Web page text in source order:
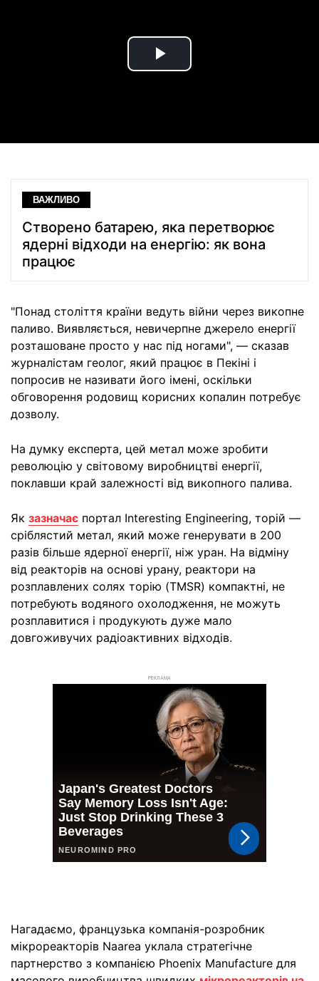
Play
ВАЖЛИВО
Створено батарею, яка перетворює
ядерні відходи на енергію: як вона
працює
"Понад століття країни ведуть війни через викопне
паливо. Виявляється, невичерпне джерело енергії
розташоване просто у нас під ногами", — сказав
журналістам геолог, який працює в Пекіні і
попросив не називати його імені, оскільки
обговорення родовищ корисних копалин потребує
дозволу.
На думку експерта, цей метал може зробити
революцію у світовому виробництві енергії,
поклавши край залежності від викопного палива.
Як зазначає портал Interesting Engineering, торій —
сріблястий метал, який може генерувати в 200
разів більше ядерної енергії, ніж уран. На відміну
від реакторів на основі урану, реактори на
розплавлених солях торію (TMSR) компактні, не
потребують водяного охолодження, не можуть
розплавитися і продукують дуже мало
довгоживучих радіоактивних відходів.
РЕКЛАМА
Нагадаємо, французька компанія-розробник
мікрореакторів Naarea уклала стратегічне
партнерство з компанією Phoenix Manufacture для